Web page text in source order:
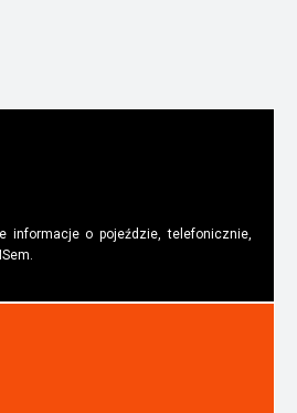
informacje o pojeździe, telefonicznie,